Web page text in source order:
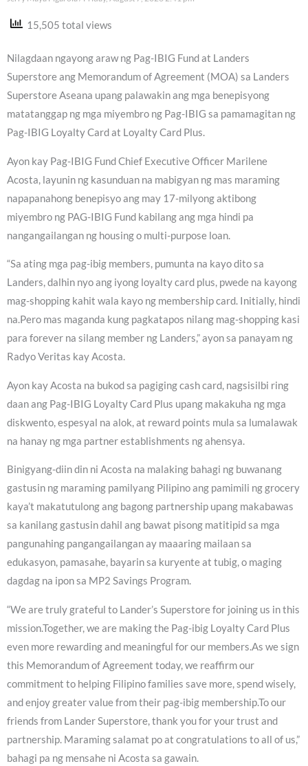
15,505 total views
Nilagdaan ngayong araw ng Pag-IBIG Fund at Landers
Superstore ang Memorandum of Agreement (MOA) sa Landers
Superstore Aseana upang palawakin ang mga benepisyong
matatanggap ng mga miyembro ng Pag-IBIG sa pamamagitan ng
Pag-IBIG Loyalty Card at Loyalty Card Plus.
Ayon kay Pag-IBIG Fund Chief Executive Officer Marilene
Acosta, layunin ng kasunduan na mabigyan ng mas maraming
napapanahong benepisyo ang may 17-milyong aktibong
miyembro ng PAG-IBIG Fund kabilang ang mga hindi pa
nangangailangan ng housing o multi-purpose loan.
“Sa ating mga pag-ibig members, pumunta na kayo dito sa
Landers, dalhin nyo ang iyong loyalty card plus, pwede na kayong
mag-shopping kahit wala kayo ng membership card. Initially, hindi
na.Pero mas maganda kung pagkatapos nilang mag-shopping kasi
para forever na silang member ng Landers,” ayon sa panayam ng
Radyo Veritas kay Acosta.
Ayon kay Acosta na bukod sa pagiging cash card, nagsisilbi ring
daan ang Pag-IBIG Loyalty Card Plus upang makakuha ng mga
diskwento, espesyal na alok, at reward points mula sa lumalawak
na hanay ng mga partner establishments ng ahensya.
Binigyang-diin din ni Acosta na malaking bahagi ng buwanang
gastusin ng maraming pamilyang Pilipino ang pamimili ng grocery
kaya’t makatutulong ang bagong partnership upang makabawas
sa kanilang gastusin dahil ang bawat pisong matitipid sa mga
pangunahing pangangailangan ay maaaring mailaan sa
edukasyon, pamasahe, bayarin sa kuryente at tubig, o maging
dagdag na ipon sa MP2 Savings Program.
“We are truly grateful to Lander’s Superstore for joining us in this
mission.Together, we are making the Pag-ibig Loyalty Card Plus
even more rewarding and meaningful for our members.As we sign
this Memorandum of Agreement today, we reaffirm our
commitment to helping Filipino families save more, spend wisely,
and enjoy greater value from their pag-ibig membership.To our
friends from Lander Superstore, thank you for your trust and
partnership. Maraming salamat po at congratulations to all of us,”
bahagi pa ng mensahe ni Acosta sa gawain.